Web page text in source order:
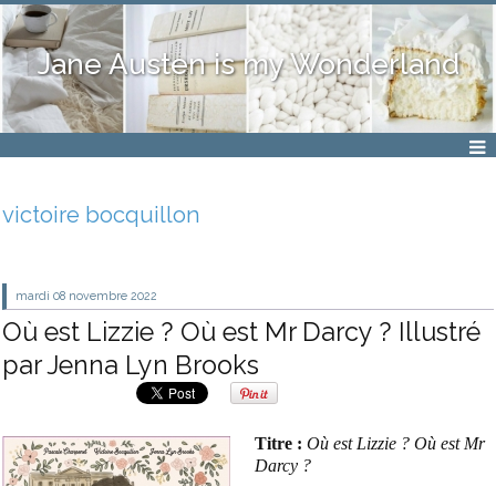
Jane Austen is my Wonderland
victoire bocquillon
mardi 08 novembre 2022
Où est Lizzie ? Où est Mr Darcy ? Illustré
par Jenna Lyn Brooks
Titre :Où est Lizzie ? Où est Mr
Darcy ?